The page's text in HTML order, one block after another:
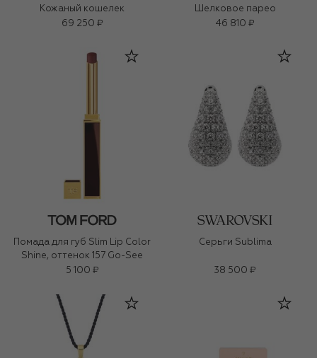
Кожаный кошелек
69 250 ₽
Шелковое парео
46 810 ₽
Помада для губ Slim Lip Color
Shine, оттенок 157 Go-See
5 100 ₽
Серьги Sublima
38 500 ₽